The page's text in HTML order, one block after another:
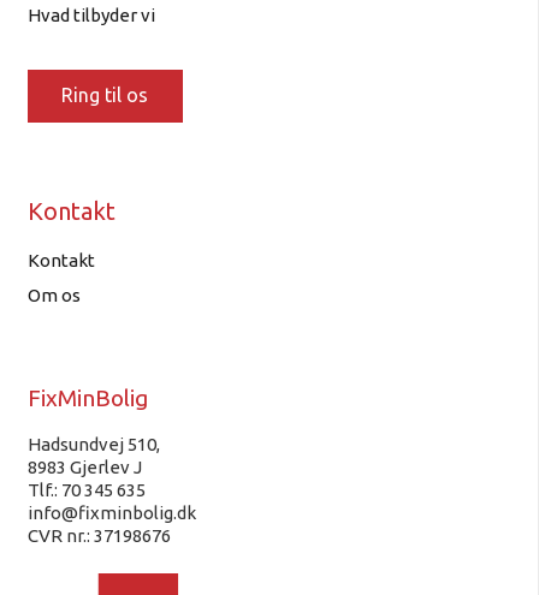
Hvad tilbyder vi
Ring til os
Kontakt
Kontakt
Om os
FixMinBolig
Hadsundvej 510,
8983 Gjerlev J
Tlf.: 70 345 635
info@fixminbolig.dk
CVR nr.: 37198676